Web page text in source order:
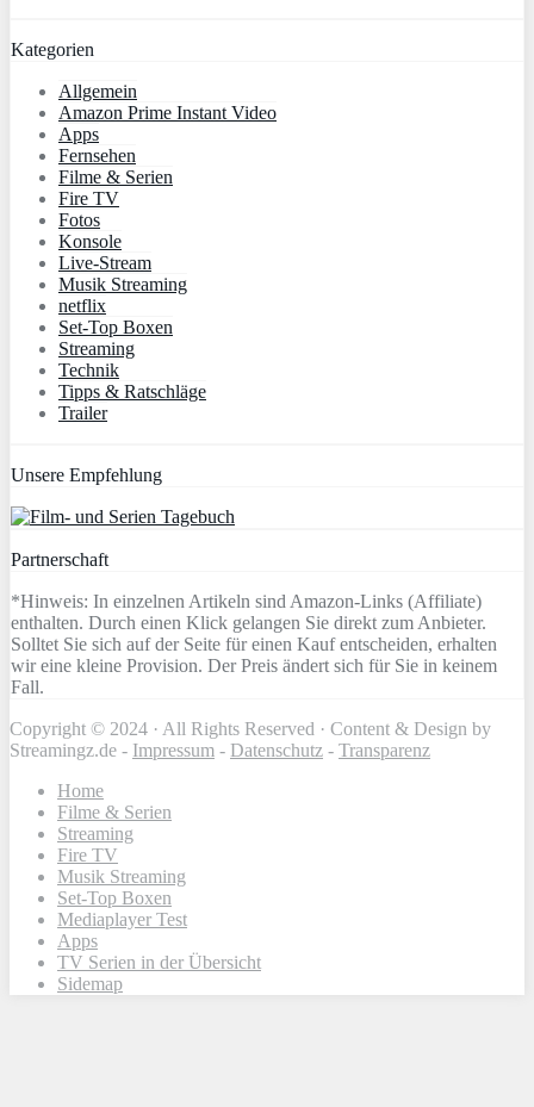
Kategorien
Allgemein
Amazon Prime Instant Video
Apps
Fernsehen
Filme & Serien
Fire TV
Fotos
Konsole
Live-Stream
Musik Streaming
netflix
Set-Top Boxen
Streaming
Technik
Tipps & Ratschläge
Trailer
Unsere Empfehlung
Partnerschaft
*Hinweis: In einzelnen Artikeln sind Amazon-Links (Affiliate)
enthalten. Durch einen Klick gelangen Sie direkt zum Anbieter.
Solltet Sie sich auf der Seite für einen Kauf entscheiden, erhalten
wir eine kleine Provision. Der Preis ändert sich für Sie in keinem
Fall.
Copyright © 2024 · All Rights Reserved · Content & Design by
Streamingz.de - Impressum - Datenschutz - Transparenz
Home
Filme & Serien
Streaming
Fire TV
Musik Streaming
Set-Top Boxen
Mediaplayer Test
Apps
TV Serien in der Übersicht
Sidemap